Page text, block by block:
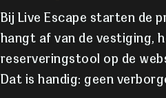
Bij Live Escape starten de
hangt af van de vestiging,
reserveringstool op de
Dat is handig: geen